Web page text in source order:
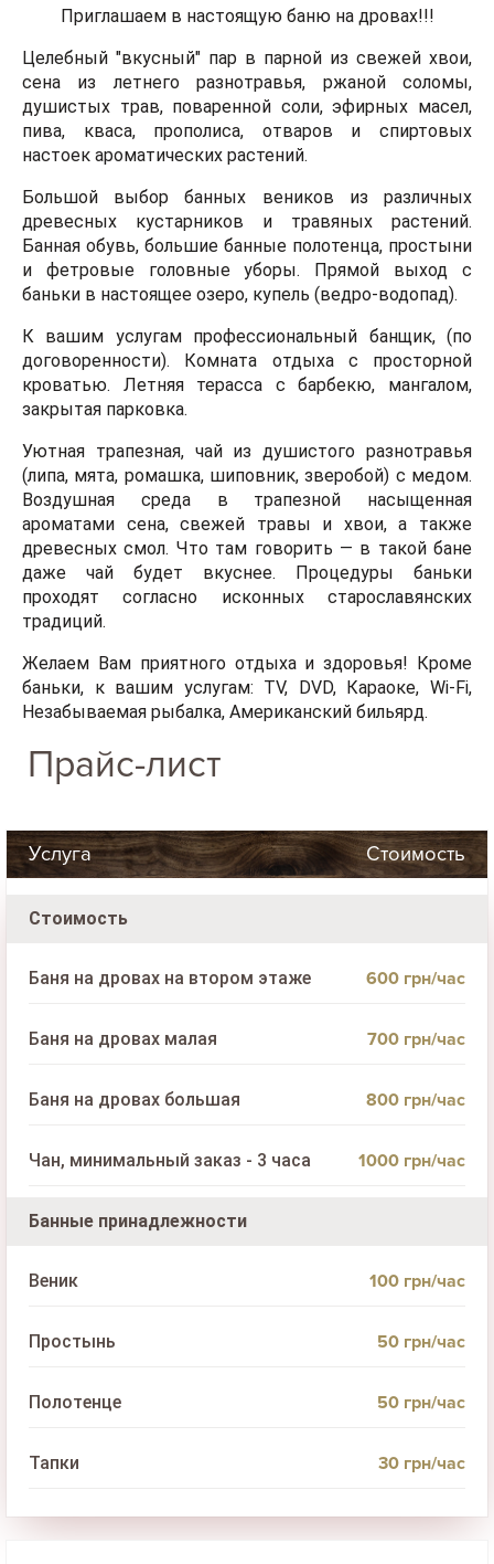
Приглашаем в настоящую баню на дровах!!!
Целебный "вкусный" пар в парной из свежей хвои,
сена из летнего разнотравья, ржаной соломы,
душистых трав, поваренной соли, эфирных масел,
пива, кваса, прополиса, отваров и спиртовых
настоек ароматических растений.
Большой выбор банных веников из различных
древесных кустарников и травяных растений.
Банная обувь, большие банные полотенца, простыни
и фетровые головные уборы.
Прямой выход с
баньки в настоящее озеро, купель (ведро-водопад).
К вашим услугам профессиональный банщик, (по
договоренности). Комната отдыха с просторной
кроватью. Летняя терасса с барбекю, мангалом,
закрытая парковка.
Уютная трапезная, чай из душистого разнотравья
(липа, мята, ромашка, шиповник, зверобой) с медом.
Воздушная среда в трапезной насыщенная
ароматами сена, свежей травы и хвои, а также
древесных смол. Что там говорить — в такой бане
даже чай будет вкуснее. Процедуры баньки
проходят согласно исконных старославянских
традиций.
Желаем Вам приятного отдыха и здоровья! Кроме
баньки, к вашим услугам: TV, DVD, Караоке, Wi-Fi,
Незабываемая рыбалка, Американский бильярд.
Прайс-лист
Услуга Стоимость
Стоимость
Баня на дровах на втором этаже 600 грн/час
Баня на дровах малая 700 грн/час
Баня на дровах большая 800 грн/час
Чан, минимальный заказ - 3 часа 1000 грн/час
Банные принадлежности
Веник 100 грн/час
Простынь 50 грн/час
Полотенце 50 грн/час
Тапки 30 грн/час